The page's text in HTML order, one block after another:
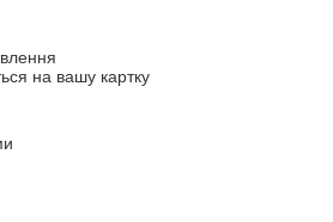
на вашу картку